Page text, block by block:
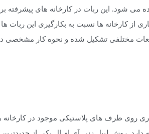
می شود. این ربات در کارخانه های پیشرفته
از کارخانه ها نسبت به بکارگیری این ربات
مختلفی تشکیل شده و نحوه کار مشخصی
روی ظرف های پلاستیکی موجود در کارخانه ها